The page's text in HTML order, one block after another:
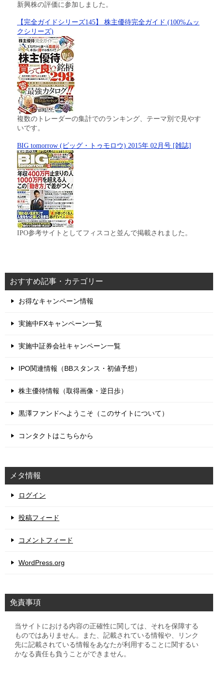
新興株の評価に参加しました。
【完全ガイドシリーズ145】 株主優待完全ガイド (100%ムッ
クシリーズ)
複数のトレーダーの集計でのランキング、テーマ別で見やす
いです。
BIG tomorrow (ビッグ・トゥモロウ) 2015年 02月号 [雑誌]
IPO参考サイトとしてフィスコと並んで掲載されました。
おすすめ記事・カテゴリー
お得なキャンペーン情報
実施中FXキャンペーン一覧
実施中証券会社キャンペーン一覧
IPO関連情報（BBスタンス・初値予想）
株主優待情報（取得画像・逆日歩）
黒澤ファンドへようこそ（このサイトについて）
コンタクトはこちらから
メタ情報
ログイン
投稿フィード
コメントフィード
WordPress.org
免責事項
当サイトにおける内容の正確性に関しては、それを保障する
ものではありません。また、記載されている情報や、リンク
先に記載されている情報をあなたが利用することに関するい
かなる責任も負うことができません。